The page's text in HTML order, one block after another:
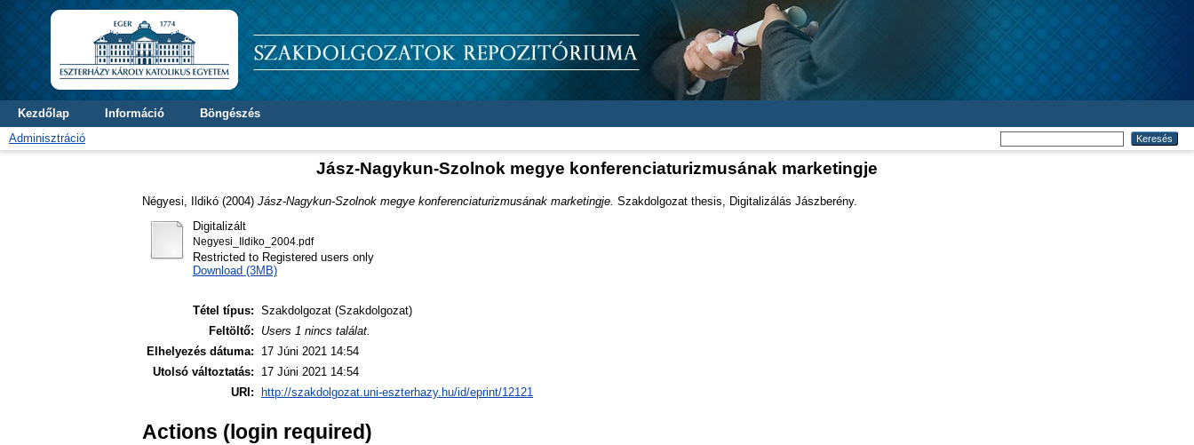
Kezdőlap Információ
Böngészés
Adminisztráció
Jász-Nagykun-Szolnok megye konferenciaturizmusának marketingje
Négyesi, Ildikó (2004) Jász-Nagykun-Szolnok megye konferenciaturizmusának marketingje. Szakdolgozat thesis, Digitalizálás Jászberény.
Digitalizált
Negyesi_Ildiko_2004.pdf
Restricted to Registered users only
Download (3MB)
Tétel típus: Szakdolgozat (Szakdolgozat)
Feltöltő:
Users 1 nincs találat.
Elhelyezés dátuma:
17 Júni 2021 14:54
Utolsó változtatás:
17 Júni 2021 14:54
URI:
http://szakdolgozat.uni-eszterhazy.hu/id/eprint/12121
Actions (login required)